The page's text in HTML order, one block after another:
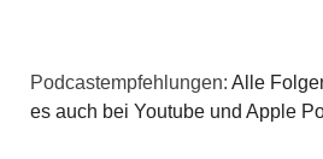
Podcastempfehlungen: Alle
es auch bei Youtube und Apple